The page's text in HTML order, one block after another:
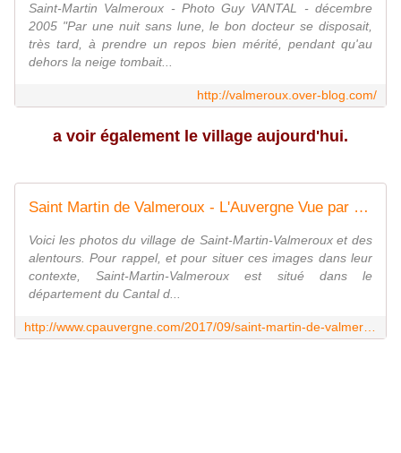
Saint-Martin Valmeroux - Photo Guy VANTAL - décembre
2005 "Par une nuit sans lune, le bon docteur se disposait,
très tard, à prendre un repos bien mérité, pendant qu'au
dehors la neige tombait...
http://valmeroux.over-blog.com/
a voir également le village aujourd'hui.
Saint Martin de Valmeroux - L'Auvergne Vue par Papou Poustache
Voici les photos du village de Saint-Martin-Valmeroux et des
alentours. Pour rappel, et pour situer ces images dans leur
contexte, Saint-Martin-Valmeroux est situé dans le
département du Cantal d...